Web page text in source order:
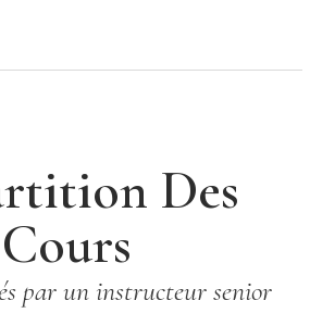
Des
Cours
par un instructeur senior